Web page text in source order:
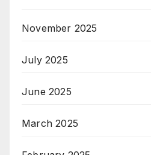
November 2025
July 2025
June 2025
March 2025